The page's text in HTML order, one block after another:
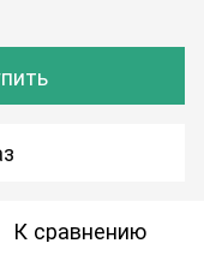
К сравнению